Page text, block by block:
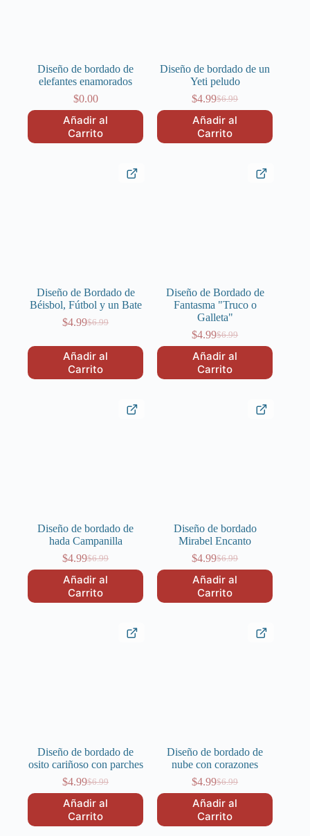
Diseño de bordado de
elefantes enamorados
$0.00
Añadir al
Carrito
Diseño de bordado de un
Yeti peludo
$6.99
El
precio
original
era:
$4.99El
precio
actual
es:
Añadir al
Carrito
Diseño de Bordado de
Béisbol, Fútbol y un Bate
$6.99
El
original
era:
$6.99.
$4.99El
actual
es:
$4.99.
Añadir al
Carrito
Diseño de Bordado de
Fantasma "Truco o
Galleta"
$6.99
El
precio
original
era:
$4.99El
precio
actual
es:
Añadir al
Carrito
Diseño de bordado de
hada Campanilla
$6.99
El
precio
original
era:
$4.99El
precio
actual
es:
Añadir al
Carrito
Diseño de bordado
Mirabel Encanto
$6.99
El
precio
original
era:
$4.99El
precio
actual
es:
Añadir al
Carrito
Diseño de bordado de
osito cariñoso con parches
$6.99
El
precio
original
era:
$4.99El
precio
actual
es:
Añadir al
Carrito
Diseño de bordado de
nube con corazones
$6.99
El
precio
original
era:
$4.99El
precio
actual
es:
Añadir al
Carrito